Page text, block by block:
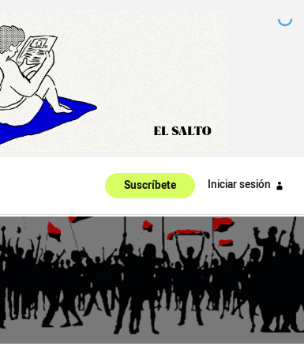
Suscríbete Iniciar sesión